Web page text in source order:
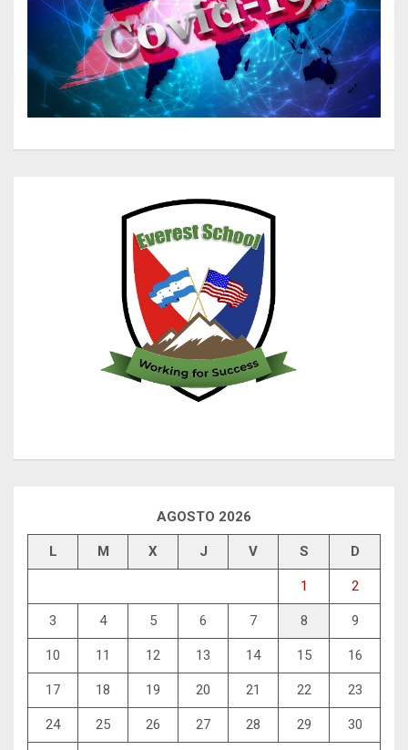
AGOSTO 2026
L M X J V S D
1 2
3 4 5 6 7 8 9
10 11 12 13 14 15 16
17 18 19 20 21 22 23
24 25 26 27 28 29 30